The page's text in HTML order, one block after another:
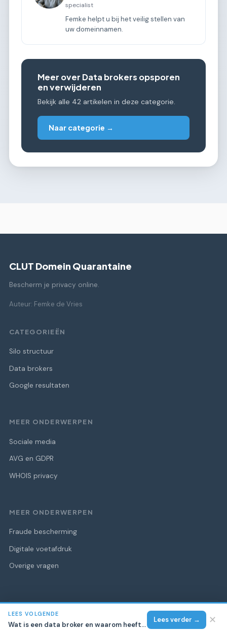
specialist
Femke helpt u bij het veilig stellen van
uw domeinnamen.
Meer over Data brokers opsporen
en verwijderen
Bekijk alle 42 artikelen in deze categorie.
Naar categorie →
CLUT Domein Quarantaine
Bescherm je privacy online.
Auteur: Femke de Vries
CATEGORIEËN
Silo structuur
Data brokers
Google resultaten
MEER ONDERWERPEN
Sociale media
AVG en GDPR
WHOIS privacy
MEER ONDERWERPEN
Fraude bescherming
Digitale voetafdruk
Overige vragen
© 2026 CLUT Domein Quarantaine Alle rechten voorbehouden.
LEES VOLGENDE
Wat is een data broker en waarom heeft die jouw gegevens?
Lees verder → ✕